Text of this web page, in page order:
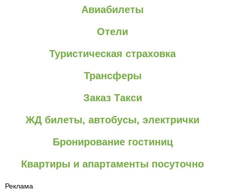
Авиабилеты
Отели
Туристическая страховка
Трансферы
Заказ Такси
ЖД билеты, автобусы, электрички
Бронирование гостиниц
Квартиры и апартаменты посуточно
Реклама